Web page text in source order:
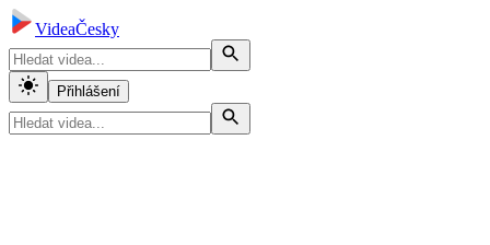
VideaČesky
Přihlášení